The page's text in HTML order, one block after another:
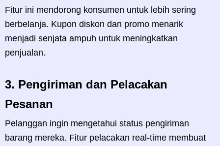
Fitur ini mendorong konsumen untuk lebih sering
berbelanja. Kupon diskon dan promo menarik
menjadi senjata ampuh untuk meningkatkan
penjualan.
3. Pengiriman dan Pelacakan
Pesanan
Pelanggan ingin mengetahui status pengiriman
barang mereka. Fitur pelacakan real-time membuat